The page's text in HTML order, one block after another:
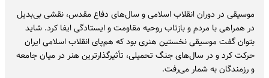
موسیقی در دوران انقلاب اسلامی و سال‌های دفاع مقدس، نقشی بی‌بدیل
در همراهی با مردم و بازتاب روحیه مقاومت و ایستادگی ایفا کرد. شاید
بتوان گفت موسیقی نخستین هنری بود که هم‌پای انقلاب اسلامی ایران
حرکت کرد و در سال‌های جنگ تحمیلی، تأثیرگذارترین هنر در میان جامعه
و رزمندگان به شمار می‌رفت.